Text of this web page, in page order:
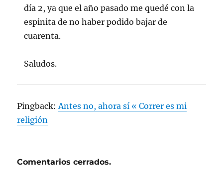
día 2, ya que el año pasado me quedé con la
espinita de no haber podido bajar de
cuarenta.
Saludos.
Pingback:Antes no, ahora sí « Correr es mi
religión
Comentarios cerrados.